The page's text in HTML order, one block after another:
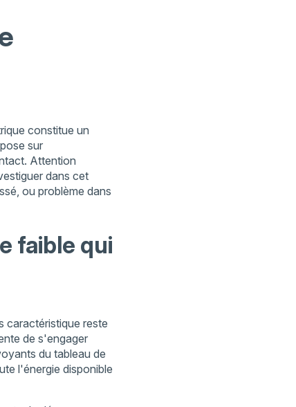
constitue un
sur
Attention
dans cet
ou problème dans
faible qui
caractéristique reste
de s'engager
du tableau de
l'énergie disponible